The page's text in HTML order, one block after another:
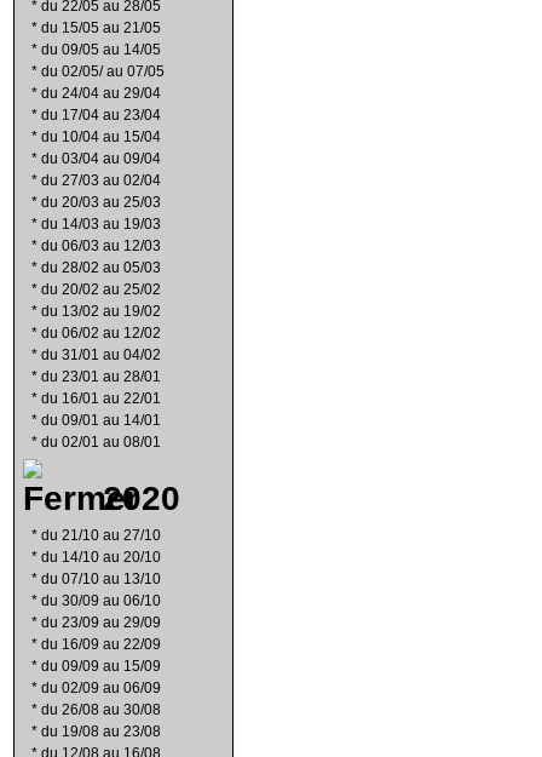
* du 22/05 au 28/05
* du 15/05 au 21/05
* du 09/05 au 14/05
* du 02/05/ au 07/05
* du 24/04 au 29/04
* du 17/04 au 23/04
* du 10/04 au 15/04
* du 03/04 au 09/04
* du 27/03 au 02/04
* du 20/03 au 25/03
* du 14/03 au 19/03
* du 06/03 au 12/03
* du 28/02 au 05/03
* du 20/02 au 25/02
* du 13/02 au 19/02
* du 06/02 au 12/02
* du 31/01 au 04/02
* du 23/01 au 28/01
* du 16/01 au 22/01
* du 09/01 au 14/01
* du 02/01 au 08/01
2020
* du 21/10 au 27/10
* du 14/10 au 20/10
* du 07/10 au 13/10
* du 30/09 au 06/10
* du 23/09 au 29/09
* du 16/09 au 22/09
* du 09/09 au 15/09
* du 02/09 au 06/09
* du 26/08 au 30/08
* du 19/08 au 23/08
* du 12/08 au 16/08